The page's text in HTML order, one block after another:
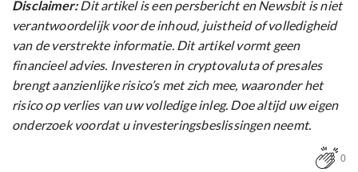
Disclaimer:Dit artikel is een persbericht en Newsbit is niet
verantwoordelijk voor de inhoud, juistheid of volledigheid
van de verstrekte informatie. Dit artikel vormt geen
financieel advies. Investeren in cryptovaluta of presales
brengt aanzienlijke risico’s met zich mee, waaronder het
risico op verlies van uw volledige inleg. Doe altijd uw eigen
onderzoek voordat u investeringsbeslissingen neemt.
0